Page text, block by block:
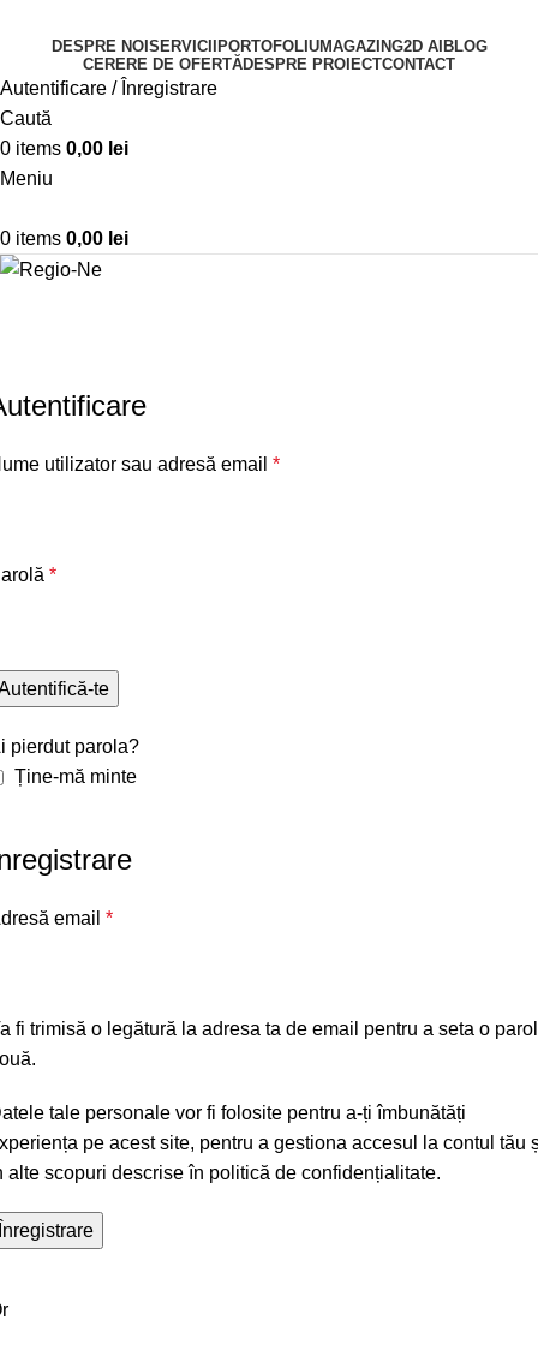
DESPRE NOI SERVICII PORTOFOLIUMAGAZING2D AI BLOG
CERERE DE OFERTĂDESPRE PROIECTCONTACT
Autentificare / Înregistrare
Caută
0 items 0,00 lei
Meniu
0 items 0,00 lei
utilizator sau adresă email *
*
te
pierdut parola?
Ține-mă minte
email *
fi trimisă o legătură la adresa ta de email pentru a seta o
tale personale vor fi folosite pentru a-ți îmbunătăți
pe acest site, pentru a gestiona accesul la contul tău
alte scopuri descrise în politică de confidențialitate.